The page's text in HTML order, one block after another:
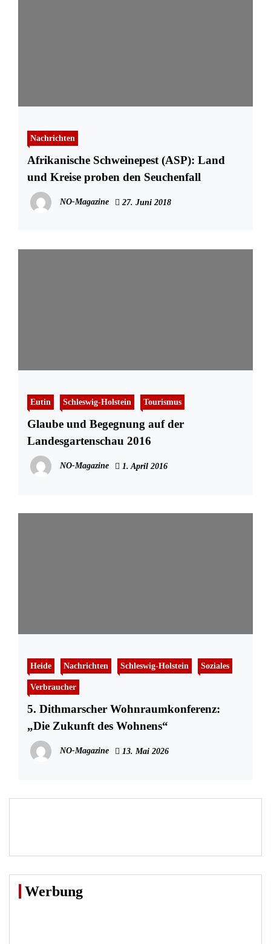
Nachrichten
Afrikanische Schweinepest (ASP): Land
und Kreise proben den Seuchenfall
NO-Magazine 27. Juni 2018
Eutin Schleswig-Holstein Tourismus
Glaube und Begegnung auf der
Landesgartenschau 2016
NO-Magazine 1. April 2016
Heide Nachrichten Schleswig-Holstein Soziales
Verbraucher
5. Dithmarscher Wohnraumkonferenz:
„Die Zukunft des Wohnens“
NO-Magazine 13. Mai 2026
Werbung